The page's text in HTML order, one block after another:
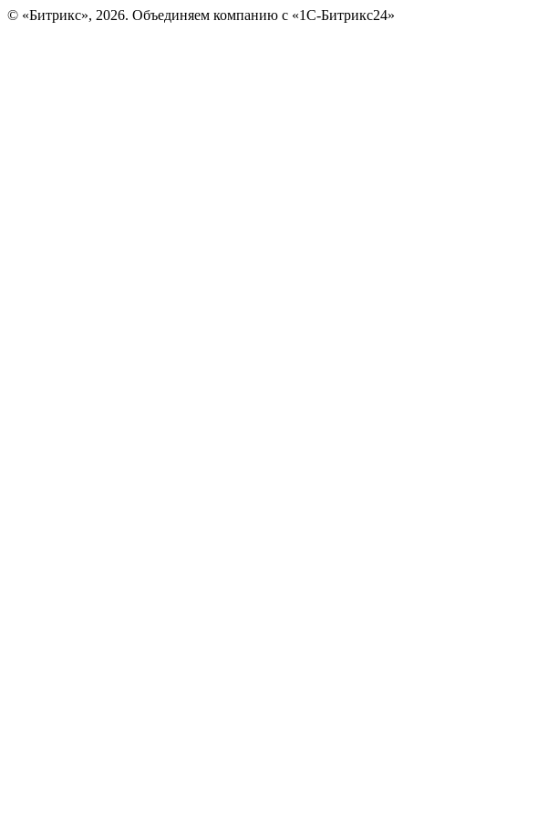
© «Битрикс», 2026. Объединяем компанию с «1С-Битрикс24»